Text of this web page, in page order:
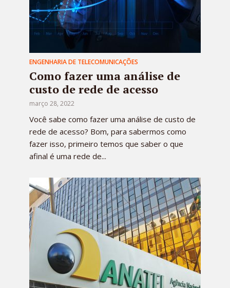
ENGENHARIA DE TELECOMUNICAÇÕES
Como fazer uma análise de
custo de rede de acesso
março 28, 2022
Você sabe como fazer uma análise de custo de
rede de acesso? Bom, para sabermos como
fazer isso, primeiro temos que saber o que
afinal é uma rede de...